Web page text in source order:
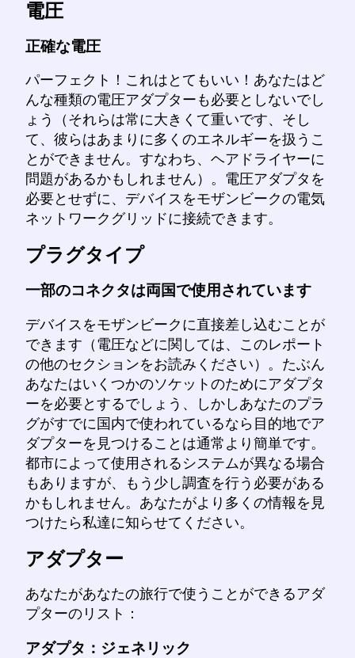
電圧
正確な電圧
パーフェクト！これはとてもいい！あなたはど
んな種類の電圧アダプターも必要としないでし
ょう（それらは常に大きくて重いです、そし
て、彼らはあまりに多くのエネルギーを扱うこ
とができません。すなわち、ヘアドライヤーに
問題があるかもしれません）。電圧アダプタを
必要とせずに、デバイスをモザンビークの電気
ネットワークグリッドに接続できます。
プラグタイプ
一部のコネクタは両国で使用されています
デバイスをモザンビークに直接差し込むことが
できます（電圧などに関しては、このレポート
の他のセクションをお読みください）。たぶん
あなたはいくつかのソケットのためにアダプタ
ーを必要とするでしょう、しかしあなたのプラ
グがすでに国内で使われているなら目的地でア
ダプターを見つけることは通常より簡単です。
都市によって使用されるシステムが異なる場合
もありますが、もう少し調査を行う必要がある
かもしれません。あなたがより多くの情報を見
つけたら私達に知らせてください。
アダプター
あなたがあなたの旅行で使うことができるアダ
プターのリスト：
アダプタ：ジェネリック